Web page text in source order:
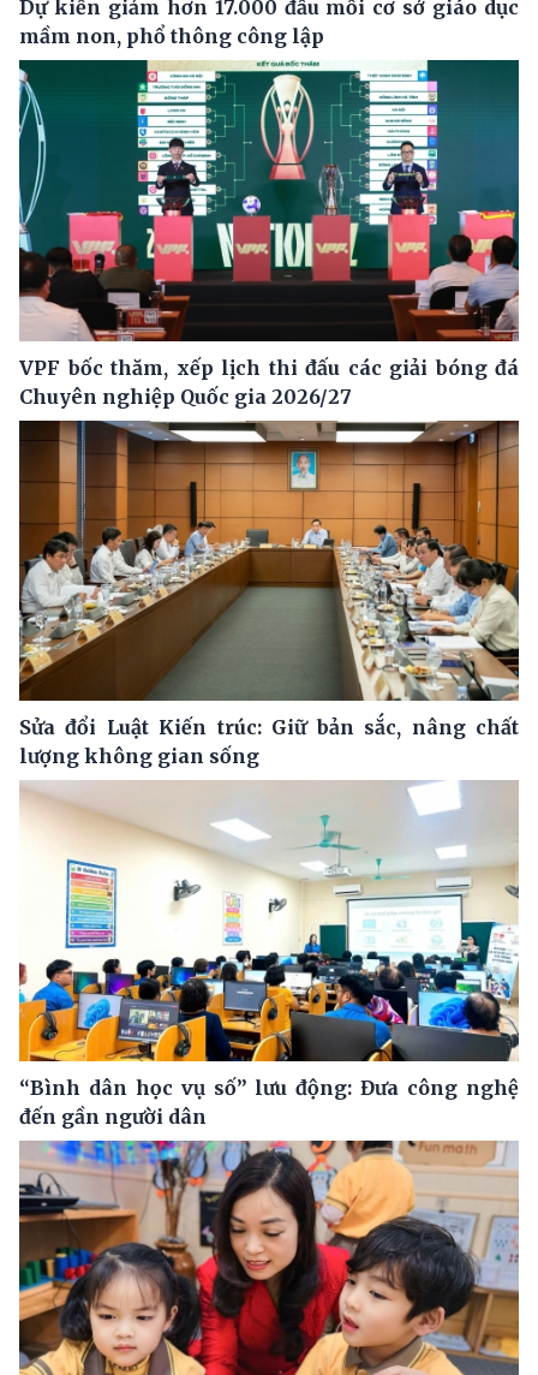
Dự kiến giảm hơn 17.000 đầu mối cơ sở giáo dục
mầm non, phổ thông công lập
VPF bốc thăm, xếp lịch thi đấu các giải bóng đá
Chuyên nghiệp Quốc gia 2026/27
Sửa đổi Luật Kiến trúc: Giữ bản sắc, nâng chất
lượng không gian sống
“Bình dân học vụ số” lưu động: Đưa công nghệ
đến gần người dân